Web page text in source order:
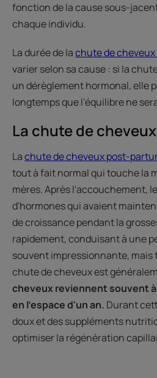
fonction de la cause sous-
chaque individu.
La durée de lachute de
varier selon sa cause : si la
un dérèglement hormonal, elle
longtemps que l'équilibre ne
La chute de
Lachute de cheveux post-
tout à fait normal qui touche la
mères. Après l'accouchement,
d'hormones qui avaient
de croissance pendant la
rapidement, conduisant à une
souvent impressionnante, mais
chute de cheveux est
cheveux reviennent souvent
en l'espace d'un an. Durant
doux et des suppléments
optimiser la régénération